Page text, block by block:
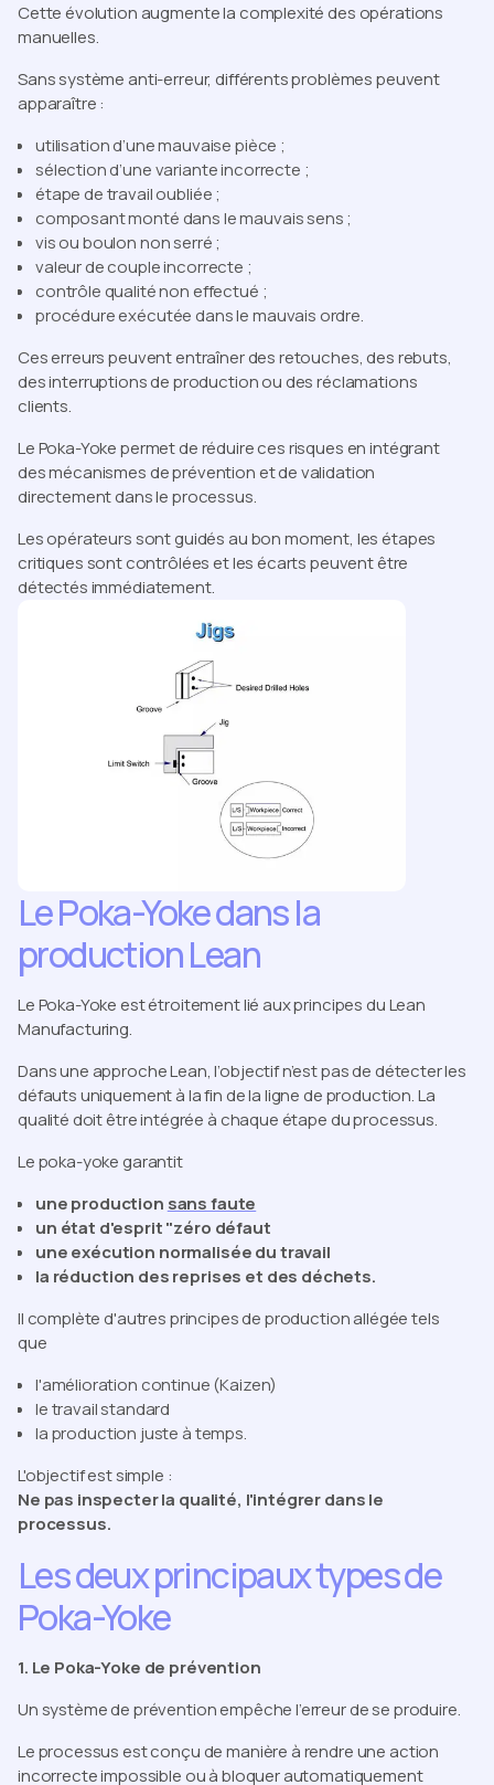
Cette évolution augmente la complexité des opérations
manuelles.
Sans système anti-erreur, différents problèmes peuvent
apparaître :
utilisation d’une mauvaise pièce ;
sélection d’une variante incorrecte ;
étape de travail oubliée ;
composant monté dans le mauvais sens ;
vis ou boulon non serré ;
valeur de couple incorrecte ;
contrôle qualité non effectué ;
procédure exécutée dans le mauvais ordre.
Ces erreurs peuvent entraîner des retouches, des rebuts,
des interruptions de production ou des réclamations
clients.
Le Poka-Yoke permet de réduire ces risques en intégrant
des mécanismes de prévention et de validation
directement dans le processus.
Les opérateurs sont guidés au bon moment, les étapes
critiques sont contrôlées et les écarts peuvent être
détectés immédiatement.
Le Poka-Yoke dans la
production Lean
Le Poka-Yoke est étroitement lié aux principes du Lean
Manufacturing.
Dans une approche Lean, l’objectif n’est pas de détecter les
défauts uniquement à la fin de la ligne de production. La
qualité doit être intégrée à chaque étape du processus.
Le poka-yoke garantit
une production sans faute
un état d'esprit "zéro défaut
une exécution normalisée du travail
la réduction des reprises et des déchets.
Il complète d'autres principes de production allégée tels
que
l'amélioration continue (Kaizen)
le travail standard
la production juste à temps.
L'objectif est simple :
Ne pas inspecter la qualité, l'intégrer dans le
processus.
Les deux principaux types de
Poka-Yoke
1. Le Poka-Yoke de prévention
Un système de prévention empêche l’erreur de se produire.
Le processus est conçu de manière à rendre une action
incorrecte impossible ou à bloquer automatiquement